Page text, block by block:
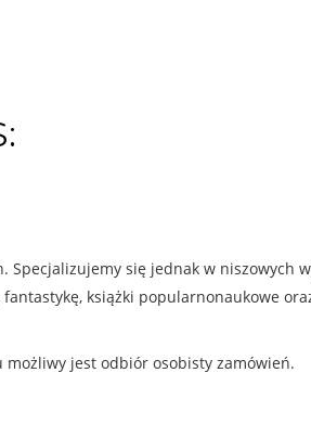
się jednak w niszowych
książki popularnonaukowe
jest odbiór osobisty zamówień.